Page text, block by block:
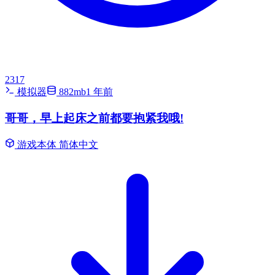
2317
模拟器
882mb1 年前
哥哥，早上起床之前都要抱紧我哦!
游戏本体 简体中文